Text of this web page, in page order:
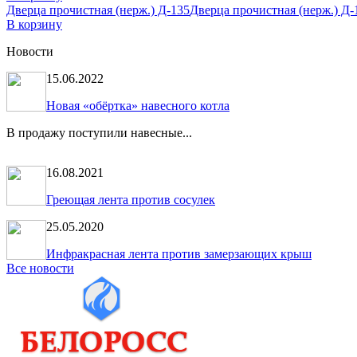
Дверца прочистная (нерж.) Д-135Дверца прочистная (нерж.) Д-
В корзину
Новости
15.06.2022
Новая «обёртка» навесного котла
В продажу поступили навесные...
16.08.2021
Греющая лента против сосулек
25.05.2020
Инфракрасная лента против замерзающих крыш
Все новости